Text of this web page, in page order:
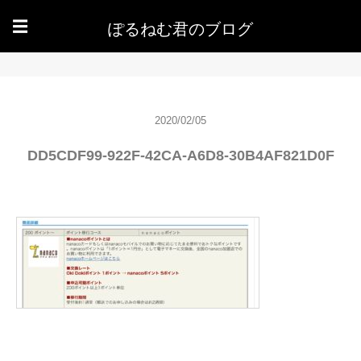
☰ ぽるねむ君のブログ
2020/02/05
DD5CDF99-922F-42CA-A6D8-30B4AF821D0F